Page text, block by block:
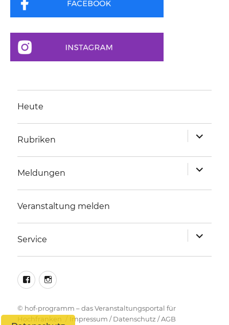
Heute
Rubriken
anzeigen
Meldungen
anzeigen
Veranstaltung melden
Service
anzeigen
facebookinstagram
© hof-programm – das Veranstaltungsportal für
Hochfranken
Impressum /Datenschutz /AGB